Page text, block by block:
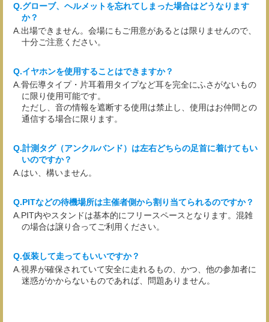
グローブ、ヘルメットを忘れてしまった場合はどうなります
か？
出場できません。会場にもご用意があるとは限りませんので、
十分ご注意ください。
イヤホンを使用することはできますか？
骨伝導タイプ・片耳着用タイプなど耳を完全にふさがないもの
に限り使用可能です。
ただし、音の情報を遮断する使用は禁止し、使用はお仲間との
通信する場合に限ります。
計測タグ（アンクルバンド）は左右どちらの足首に着けてもい
いのですか？
はい、構いません。
PITなどの待機場所は主催者側から割り当てられるのですか？
PIT内やスタンドは基本的にフリースペースとなります。混雑
の場合は譲り合ってご利用ください。
仮装して走ってもいいですか？
視界が確保されていて安全に走れるもの、かつ、他の参加者に
迷惑がかからないものであれば、問題ありません。